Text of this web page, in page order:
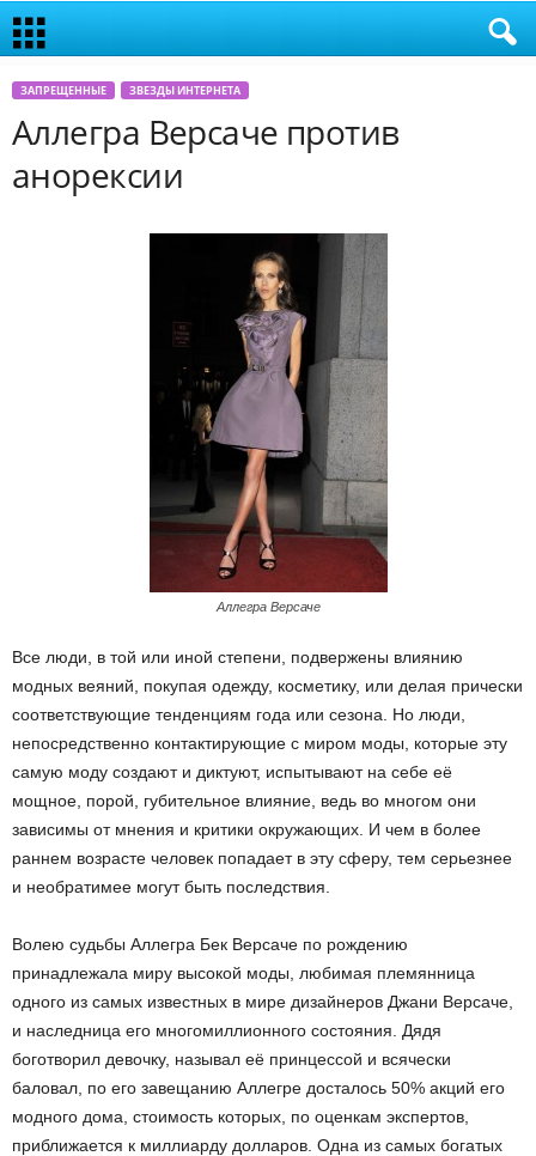
ЗАПРЕЩЕННЫЕ ЗВЕЗДЫ ИНТЕРНЕТА
Аллегра Версаче против
анорексии
Аллегра Версаче
Все люди, в той или иной степени, подвержены влиянию
модных веяний, покупая одежду, косметику, или делая прически
соответствующие тенденциям года или сезона. Но люди,
непосредственно контактирующие с миром моды, которые эту
самую моду создают и диктуют, испытывают на себе её
мощное, порой, губительное влияние, ведь во многом они
зависимы от мнения и критики окружающих. И чем в более
раннем возрасте человек попадает в эту сферу, тем серьезнее
и необратимее могут быть последствия.
Волею судьбы Аллегра Бек Версаче по рождению
принадлежала миру высокой моды, любимая племянница
одного из самых известных в мире дизайнеров Джани Версаче,
и наследница его многомиллионного состояния. Дядя
боготворил девочку, называл её принцессой и всячески
баловал, по его завещанию Аллегре досталось 50% акций его
модного дома, стоимость которых, по оценкам экспертов,
приближается к миллиарду долларов. Одна из самых богатых